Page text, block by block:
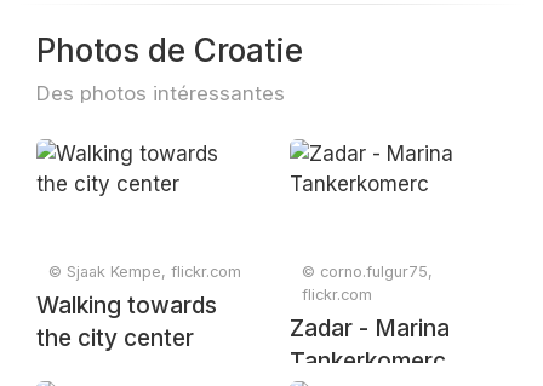
Photos de Croatie
Des photos intéressantes
© Sjaak Kempe, flickr.com
Walking towards
the city center
© corno.fulgur75,
flickr.com
Zadar - Marina
Tankerkomerc